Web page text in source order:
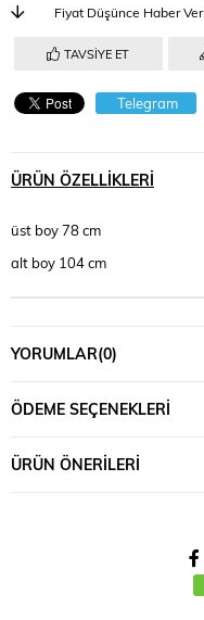
Fiyat Düşünce Haber Ver
TAVSIYE ET
Telegram
ÜRÜN ÖZELLIKLERI
üst boy 78 cm
alt boy 104 cm
YORUMLAR(0)
ÖDEME SEÇENEKLERI
ÜRÜN ÖNERILERI